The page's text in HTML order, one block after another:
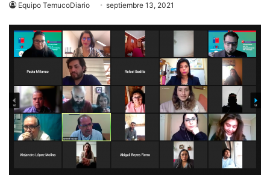
Equipo TemucoDiario septiembre 13, 2021